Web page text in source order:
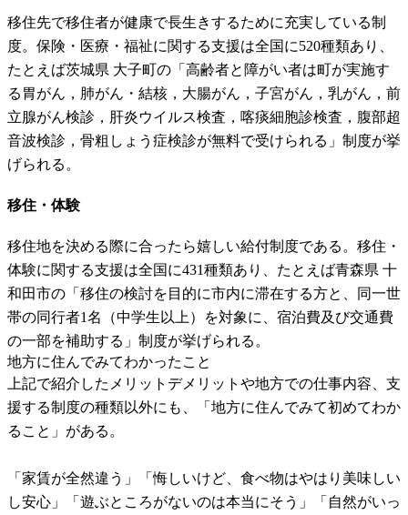
移住先で移住者が健康で長生きするために充実している制
度。保険・医療・福祉に関する支援は全国に520種類あり、
たとえば茨城県 大子町の「高齢者と障がい者は町が実施す
る胃がん，肺がん・結核，大腸がん，子宮がん，乳がん，前
立腺がん検診，肝炎ウイルス検査，喀痰細胞診検査，腹部超
音波検診，骨粗しょう症検診が無料で受けられる」制度が挙
げられる。
移住・体験
移住地を決める際に合ったら嬉しい給付制度である。移住・
体験に関する支援は全国に431種類あり、たとえば青森県 十
和田市の「移住の検討を目的に市内に滞在する方と、同一世
帯の同行者1名（中学生以上）を対象に、宿泊費及び交通費
の一部を補助する」制度が挙げられる。
地方に住んでみてわかったこと
上記で紹介したメリットデメリットや地方での仕事内容、支
援する制度の種類以外にも、「地方に住んでみて初めてわか
ること」がある。
「家賃が全然違う」「悔しいけど、食べ物はやはり美味しい
し安心」「遊ぶところがないのは本当にそう」「自然がいっ